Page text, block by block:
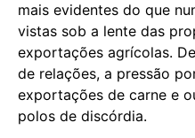
mais evidentes do que
vistas sob a lente das
exportações agrícolas.
de relações, a pressão
exportações de carne e
polos de discórdia.